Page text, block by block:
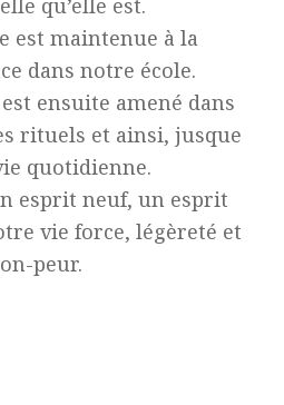
qu’elle est.
est maintenue à la
dans notre école.
ensuite amené dans
rituels et ainsi, jusque
quotidienne.
esprit neuf, un esprit
vie force, légèreté et
peur.